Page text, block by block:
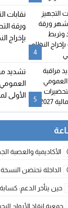
4
نقابات
ورقة
بإخراج
5
تشديد
الأولى
الأكاديمية والعصبة
الداخلة تحتضن النسخة
حين يتأخر الدعم: كسابة
جمعية إنقاذ الأرواح البحرية بالداخلة: حصيلة